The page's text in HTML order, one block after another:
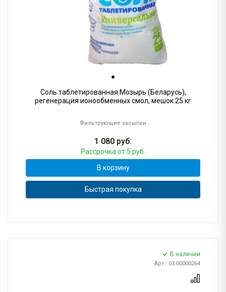
Соль таблетированная Мозырь (Беларусь),
регенерация ионообменных смол, мешок 25 кг
Фильтрующие засыпки
1 080 руб.
Рассрочка от 5 руб.
В корзину
Быстрая покупка
В наличии
Арт.: 03.00000264